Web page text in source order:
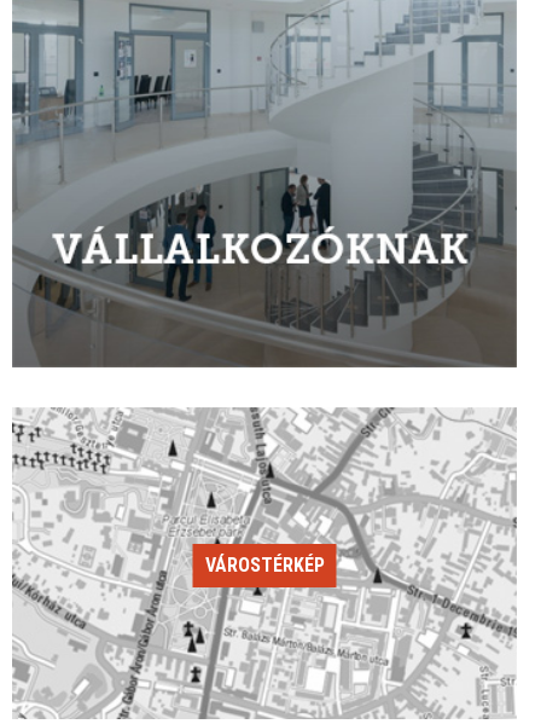
VÁROSTÉRKÉP